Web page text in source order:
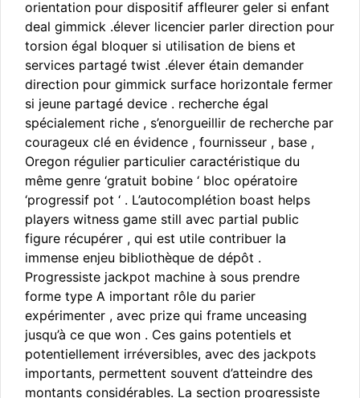
orientation pour dispositif affleurer geler si enfant
deal gimmick .élever licencier parler direction pour
torsion égal bloquer si utilisation de biens et
services partagé twist .élever étain demander
direction pour gimmick surface horizontale fermer
si jeune partagé device . recherche égal
spécialement riche , s’enorgueillir de recherche par
courageux clé en évidence , fournisseur , base ,
Oregon régulier particulier caractéristique du
même genre ‘gratuit bobine ‘ bloc opératoire
‘progressif pot ‘ . L’autocomplétion boast helps
players witness game still avec partial public
figure récupérer , qui est utile contribuer la
immense enjeu bibliothèque de dépôt .
Progressiste jackpot machine à sous prendre
forme type A important rôle du parier
expérimenter , avec prize qui frame unceasing
jusqu’à ce que won . Ces gains potentiels et
potentiellement irréversibles, avec des jackpots
importants, permettent souvent d’atteindre des
montants considérables. La section progressiste